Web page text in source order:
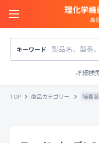
理化学
高
サイトご利用方法
キーワード
TOP 商品カテゴリー 培養